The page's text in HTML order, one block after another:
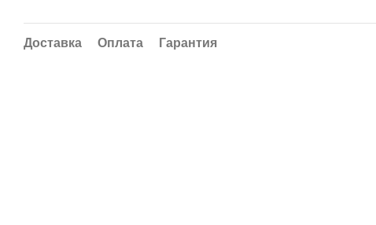
Доставка Оплата Гарантия